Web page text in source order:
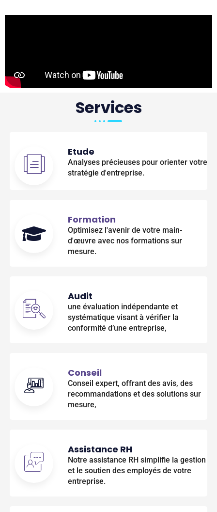
Services
Etude
Analyses précieuses pour orienter votre
stratégie d'entreprise.
Formation
Optimisez l'avenir de votre main-
d'œuvre avec nos formations sur
mesure.
Audit
une évaluation indépendante et
systématique visant à vérifier la
conformité d’une entreprise,
Conseil
Conseil expert, offrant des avis, des
recommandations et des solutions sur
mesure,
Assistance RH
Notre assistance RH simplifie la gestion
et le soutien des employés de votre
entreprise.